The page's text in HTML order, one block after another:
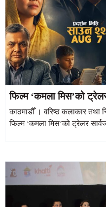
फिल्म ‘कमला मिस’को
काठमाडौँ । वरिष्ठ कलाकार तथा
फिल्म ‘कमला मिस’को ट्रेलर